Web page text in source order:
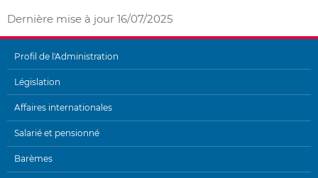
Dernière mise à jour 16/07/2025
MENU
DE
NAVIGATION
Profil de l'Administration
Législation
Affaires internationales
Salarié et pensionné
Barèmes